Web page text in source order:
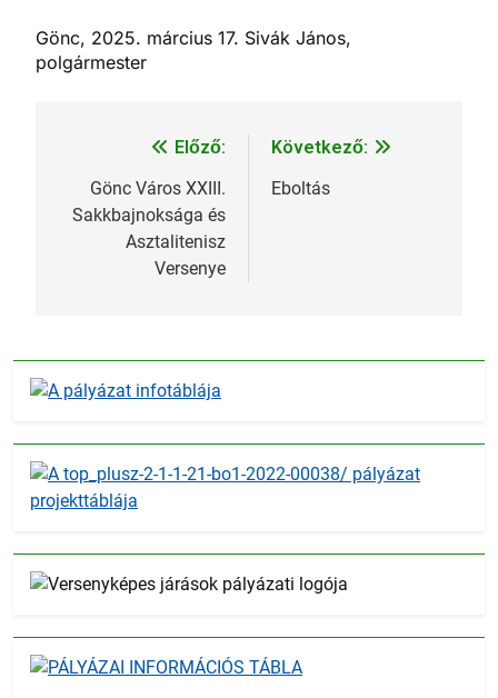
Gönc, 2025. március 17. Sivák János,
polgármester
Bejegyzés
navigáció
Előző:
Gönc Város XXIII.
Sakkbajnoksága és
Asztalitenisz
Versenye
Következő:
Eboltás